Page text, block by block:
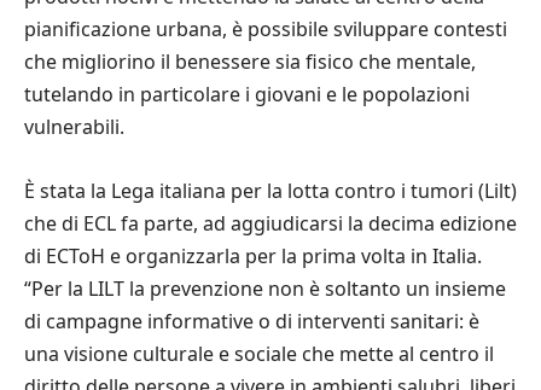
pianificazione urbana, è possibile sviluppare contesti
che migliorino il benessere sia fisico che mentale,
tutelando in particolare i giovani e le popolazioni
vulnerabili.
È stata la Lega italiana per la lotta contro i tumori (Lilt)
che di ECL fa parte, ad aggiudicarsi la decima edizione
di ECToH e organizzarla per la prima volta in Italia.
“Per la LILT la prevenzione non è soltanto un insieme
di campagne informative o di interventi sanitari: è
una visione culturale e sociale che mette al centro il